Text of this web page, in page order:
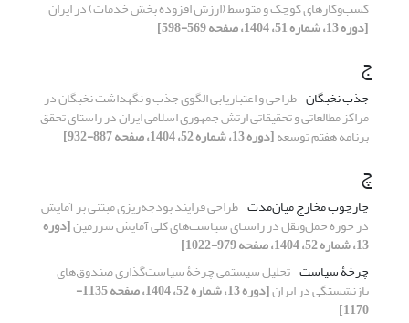
کسب‌وکارهای کوچک و متوسط (ارزش افزوده بخش خدمات) در ایران
[دوره 13، شماره 51، 1404، صفحه 569-598]
ج
جذب نخبگان طراحی و اعتباریابی الگوی جذب و نگهداشت نخبگان در
مراکز مطالعاتی و تحقیقاتی ارتش جمهوری اسلامی ایران در راستای تحقق
برنامه هفتم توسعه[دوره 13، شماره 52، 1404، صفحه 887-932]
چ
چارچوب مخارج میان‌مدت طراحی فرایند بودجه‌ریزی مبتنی بر آمایش
در حوزه حمل‌ونقل در راستای سیاست‌های کلی آمایش سرزمین[دوره
13، شماره 52، 1404، صفحه 979-1022]
چرخۀ سیاست تحلیل سیستمی چرخۀ سیاست‌گذاری صندوق‌های
بازنشستگی در ایران [دوره 13، شماره 52، 1404، صفحه 1135-
1170]